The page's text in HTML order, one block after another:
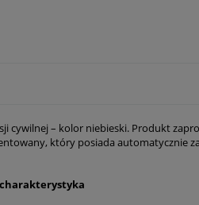
cywilnej – kolor niebieski. Produkt
który posiada automatycznie